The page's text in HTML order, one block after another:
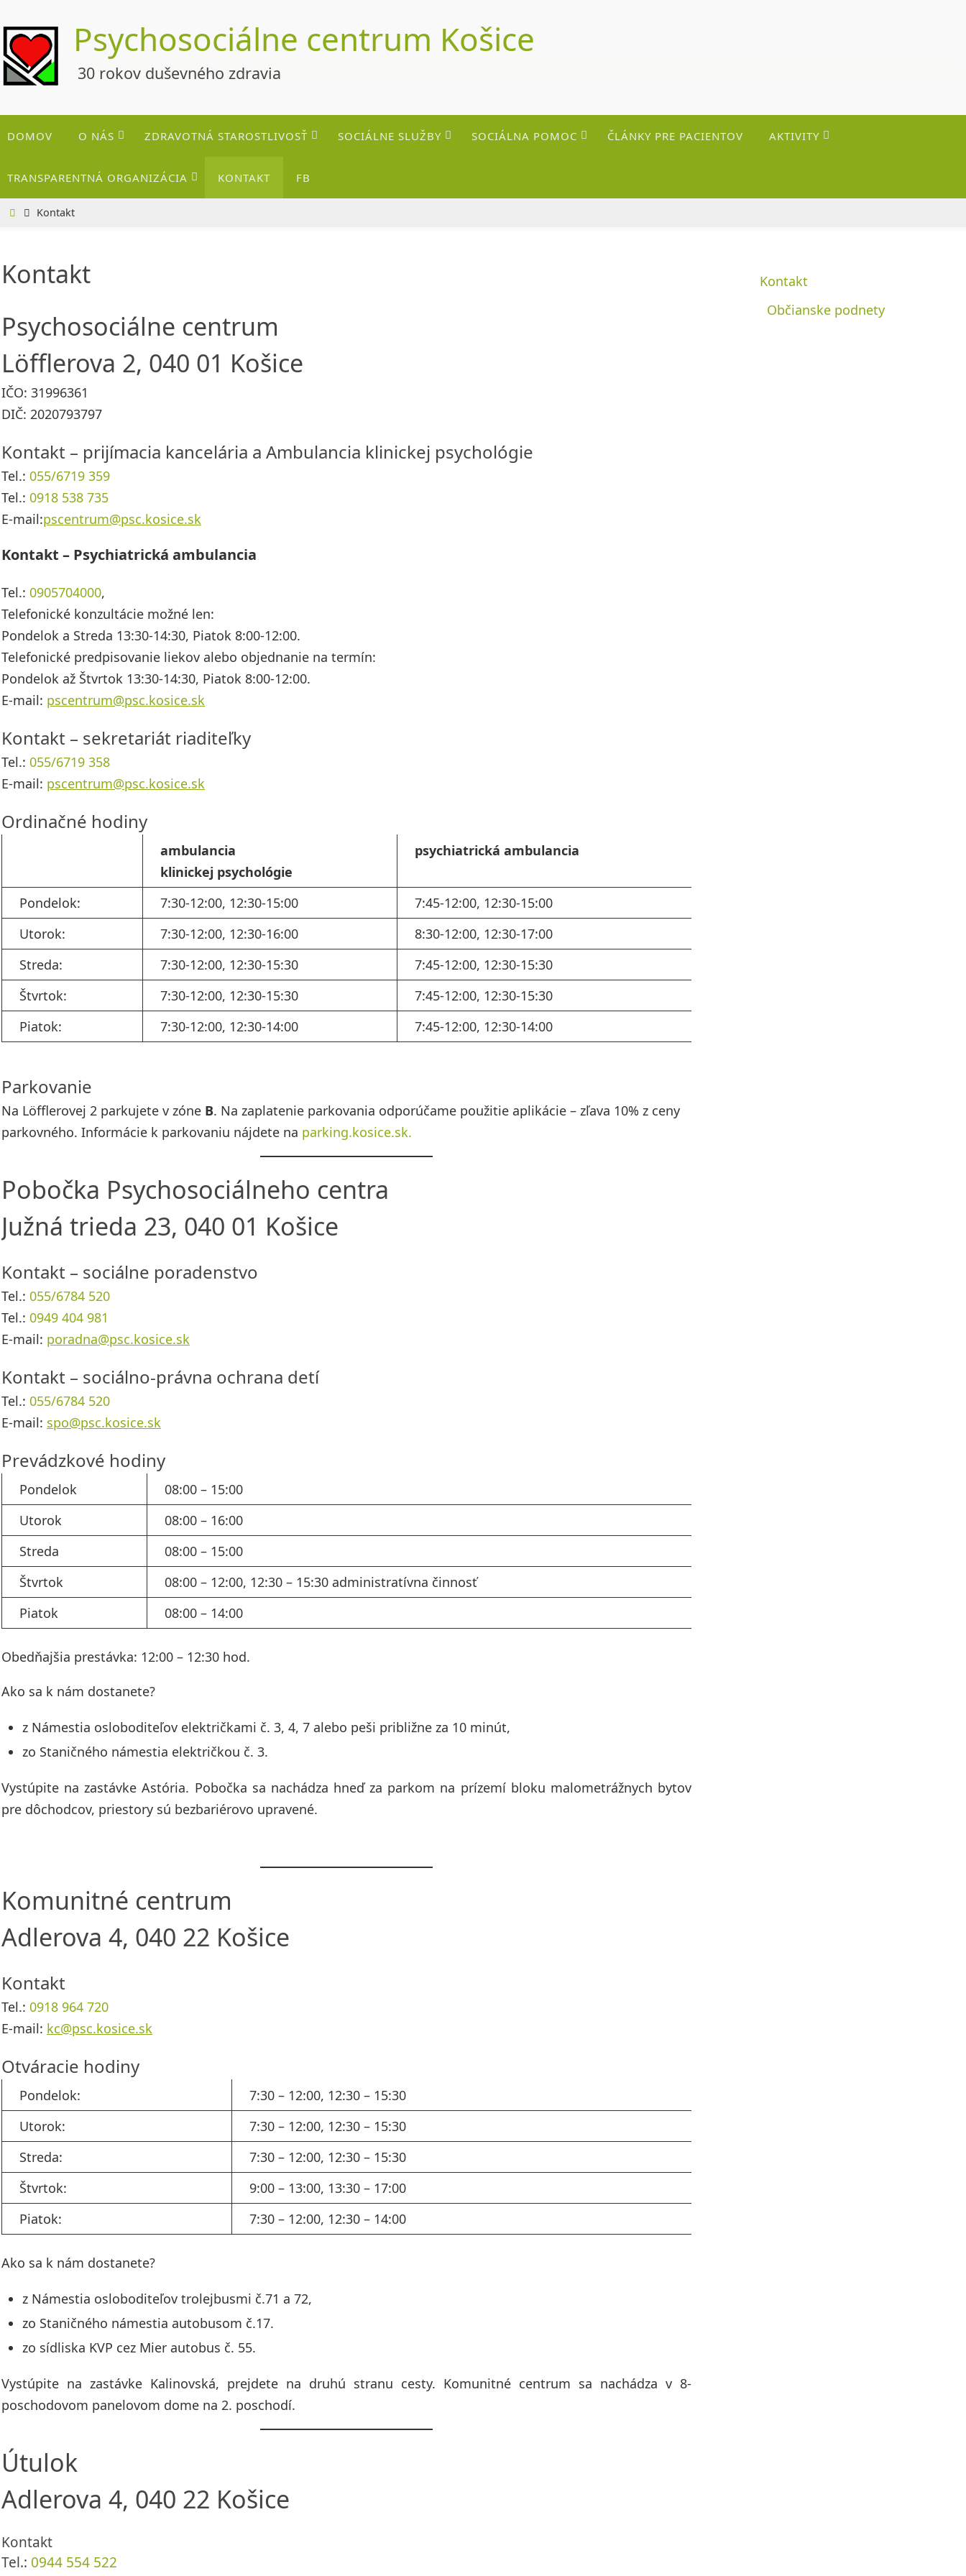
to
content
Psychosociálne centrum Košice
30 rokov duševného zdravia
toDOMOV O NÁS ZDRAVOTNÁ STAROSTLIVOSŤ SOCIÁLNE SLUŽBY SOCIÁLNA POMOC ČLÁNKY PRE PACIENTOV AKTIVITY
TRANSPARENTNÁ ORGANIZÁCIA KONTAKT FB
HomeKontakt
Kontakt
Psychosociálne centrum
Löfflerova 2, 040 01 Košice
IČO: 31996361
DIČ: 2020793797
Kontakt – prijímacia kancelária a Ambulancia klinickej psychológie
Tel.: 055/6719 359
Tel.: 0918 538 735
E-mail:pscentrum@psc.kosice.sk
Kontakt – Psychiatrická ambulancia
Tel.: 0905704000,
Telefonické konzultácie možné len:
Pondelok a Streda 13:30-14:30, Piatok 8:00-12:00.
Telefonické predpisovanie liekov alebo objednanie na termín:
Pondelok až Štvrtok 13:30-14:30, Piatok 8:00-12:00.
E-mail: pscentrum@psc.kosice.sk
Kontakt – sekretariát riaditeľky
Tel.: 055/6719 358
E-mail: pscentrum@psc.kosice.sk
Ordinačné hodiny
ambulancia
klinickej psychológie
psychiatrická ambulancia
Pondelok: 7:30-12:00, 12:30-15:00
7:45-12:00, 12:30-15:00
Utorok:
7:30-12:00, 12:30-16:00
8:30-12:00, 12:30-17:00
Streda:
7:30-12:00, 12:30-15:30
7:45-12:00, 12:30-15:30
Štvrtok:
7:30-12:00, 12:30-15:30
7:45-12:00, 12:30-15:30
Piatok:
7:30-12:00, 12:30-14:00 7:45-12:00, 12:30-14:00
Parkovanie
Na Löfflerovej 2 parkujete v zóne B. Na zaplatenie parkovania odporúčame použitie aplikácie – zľava 10% z ceny
parkovného. Informácie k parkovaniu nájdete na parking.kosice.sk.
Pobočka Psychosociálneho centra
Južná trieda 23, 040 01 Košice
Kontakt – sociálne poradenstvo
Tel.: 055/6784 520
Tel.: 0949 404 981
E-mail: poradna@psc.kosice.sk
Kontakt – sociálno-právna ochrana detí
Tel.: 055/6784 520
E-mail: spo@psc.kosice.sk
Prevádzkové hodiny
Pondelok
08:00 – 15:00
Utorok
08:00 – 16:00
Streda
08:00 – 15:00
Štvrtok
08:00 – 12:00, 12:30 – 15:30 administratívna činnosť
Piatok
08:00 – 14:00
Obedňajšia prestávka: 12:00 – 12:30 hod.
Ako sa k nám dostanete?
z Námestia osloboditeľov električkami č. 3, 4, 7 alebo peši približne za 10 minút,
zo Staničného námestia električkou č. 3.
Vystúpite na zastávke Astória. Pobočka sa nachádza hneď za parkom na prízemí bloku malometrážnych bytov
pre dôchodcov, priestory sú bezbariérovo upravené.
Komunitné centrum
Adlerova 4, 040 22 Košice
Kontakt
Tel.: 0918 964 720
E-mail: kc@psc.kosice.sk
Otváracie hodiny
Pondelok:
7:30 – 12:00, 12:30 – 15:30
Utorok:
7:30 – 12:00, 12:30 – 15:30
Streda:
7:30 – 12:00, 12:30 – 15:30
Štvrtok:
9:00 – 13:00, 13:30 – 17:00
Piatok:
7:30 – 12:00, 12:30 – 14:00
Ako sa k nám dostanete?
z Námestia osloboditeľov trolejbusmi č.71 a 72,
zo Staničného námestia autobusom č.17.
zo sídliska KVP cez Mier autobus č. 55.
Vystúpite na zastávke Kalinovská, prejdete na druhú stranu cesty. Komunitné centrum sa nachádza v 8-
poschodovom panelovom dome na 2. poschodí.
Útulok
Adlerova 4, 040 22 Košice
Kontakt
Tel.: 0944 554 522
Kontakt
Občianske podnety